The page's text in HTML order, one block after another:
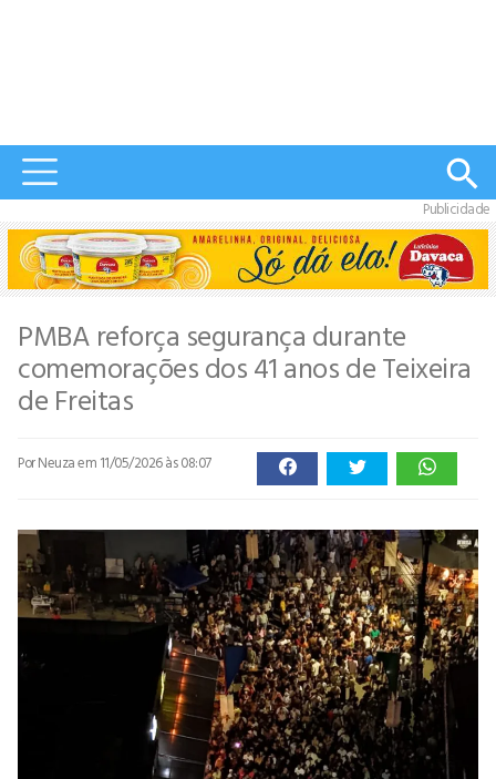
Publicidade
PMBA reforça segurança durante
comemorações dos 41 anos de Teixeira
de Freitas
Por Neuzaem 11/05/2026 às 08:07